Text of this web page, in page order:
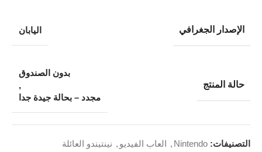
الإصدار الجغرافي اليابان
حالة المنتج
بدون الصندوق
,
مجدد – بحالة جيدة جدا
التصنيفات: Nintendo
, العاب الفيديو , نينتيندو العائلة